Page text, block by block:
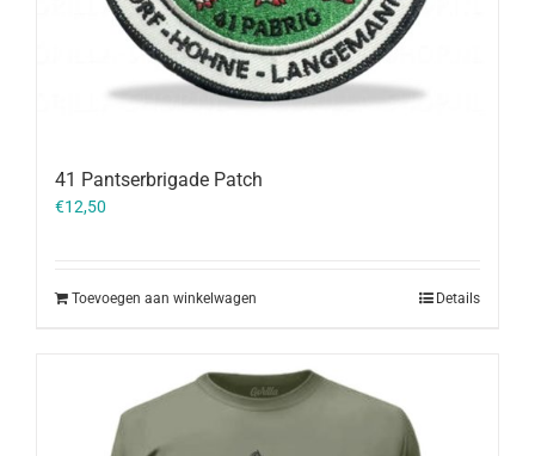
41 Pantserbrigade Patch
€12,50
Toevoegen aan winkelwagen Details